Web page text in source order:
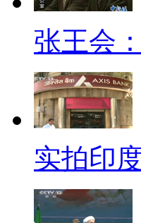
【解说】
呱呱这两
吃素，直到
【工资太
美国一所
的工薪阶层
如工资翻倍
张王会
实拍印